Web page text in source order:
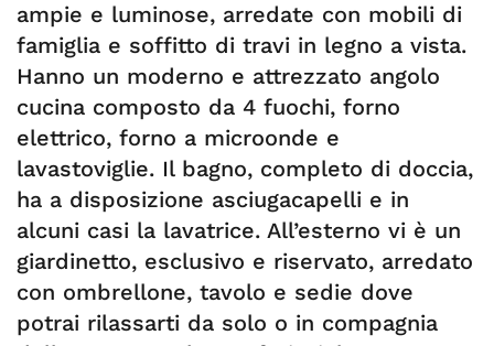
ampie e luminose, arredate con mobili di
famiglia e soffitto di travi in legno a vista.
Hanno un moderno e attrezzato angolo
cucina composto da 4 fuochi, forno
elettrico, forno a microonde e
lavastoviglie. Il bagno, completo di doccia,
ha a disposizione asciugacapelli e in
alcuni casi la lavatrice. All’esterno vi è un
giardinetto, esclusivo e riservato, arredato
con ombrellone, tavolo e sedie dove
potrai rilassarti da solo o in compagnia